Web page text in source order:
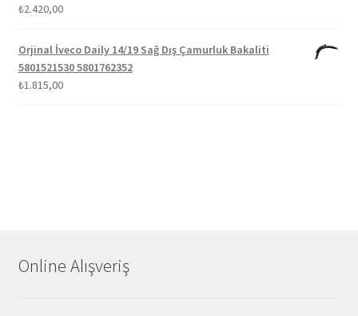
₺2.420,00
Orjinal İveco Daily 14/19 Sağ Dış Çamurluk Bakaliti
5801521530 5801762352
₺1.815,00
Online Alışveriş